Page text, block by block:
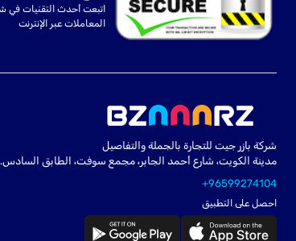
المعاملات عبر الإنترنت
شركة بازر جيت للتجارة بالجملة والتفاصيل
مدينة الكويت، شارع أحمد الجابر، مجمع سوفت، الطابق السادس.
+96599274104
احصل على التطبيق